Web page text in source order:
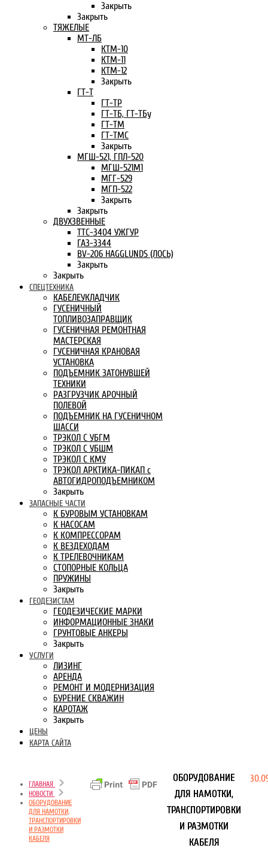
Закрыть
Закрыть
ТЯЖЕЛЫЕ
МТ-ЛБ
КТМ-10
КТМ-11
КТМ-12
Закрыть
ГТ-Т
ГТ-ТР
ГТ-ТБ, ГТ-ТБу
ГТ-ТМ
ГТ-ТМС
Закрыть
МГШ-521, ГПЛ-520
МГШ-521М1
МГГ-529
МГП-522
Закрыть
Закрыть
ДВУХЗВЕННЫЕ
ТТС-3404 УЖГУР
ГАЗ-3344
BV-206 HAGGLUNDS (ЛОСЬ)
Закрыть
Закрыть
СПЕЦТЕХНИКА
КАБЕЛЕУКЛАДЧИК
ГУСЕНИЧНЫЙ
ТОПЛИВОЗАПРАВЩИК
ГУСЕНИЧНАЯ РЕМОНТНАЯ
МАСТЕРСКАЯ
ГУСЕНИЧНАЯ КРАНОВАЯ
УСТАНОВКА
ПОДЪЕМНИК ЗАТОНУВШЕЙ
ТЕХНИКИ
РАЗГРУЗЧИК АРОЧНЫЙ
ПОЛЕВОЙ
ПОДЪЕМНИК НА ГУСЕНИЧНОМ
ШАССИ
ТРЭКОЛ С УБГМ
ТРЭКОЛ С УБШМ
ТРЭКОЛ С КМУ
ТРЭКОЛ АРКТИКА-ПИКАП с
АВТОГИДРОПОДЪЕМНИКОМ
Закрыть
ЗАПАСНЫЕ ЧАСТИ
К БУРОВЫМ УСТАНОВКАМ
К НАСОСАМ
К КОМПРЕССОРАМ
К ВЕЗДЕХОДАМ
К ТРЕЛЕВОЧНИКАМ
СТОПОРНЫЕ КОЛЬЦА
ПРУЖИНЫ
Закрыть
ГЕОДЕЗИСТАМ
ГЕОДЕЗИЧЕСКИЕ МАРКИ
ИНФОРМАЦИОННЫЕ ЗНАКИ
ГРУНТОВЫЕ АНКЕРЫ
Закрыть
УСЛУГИ
ЛИЗИНГ
АРЕНДА
РЕМОНТ И МОДЕРНИЗАЦИЯ
БУРЕНИЕ СКВАЖИН
КАРОТАЖ
Закрыть
ЦЕНЫ
КАРТА САЙТА
ГЛАВНАЯ
НОВОСТИ
ОБОРУДОВАНИЕ
ДЛЯ НАМОТКИ,
ТРАНСПОРТИРОВКИ
И РАЗМОТКИ
КАБЕЛЯ
ОБОРУДОВАНИЕ
ДЛЯ НАМОТКИ,
ТРАНСПОРТИРОВКИ
И РАЗМОТКИ
КАБЕЛЯ